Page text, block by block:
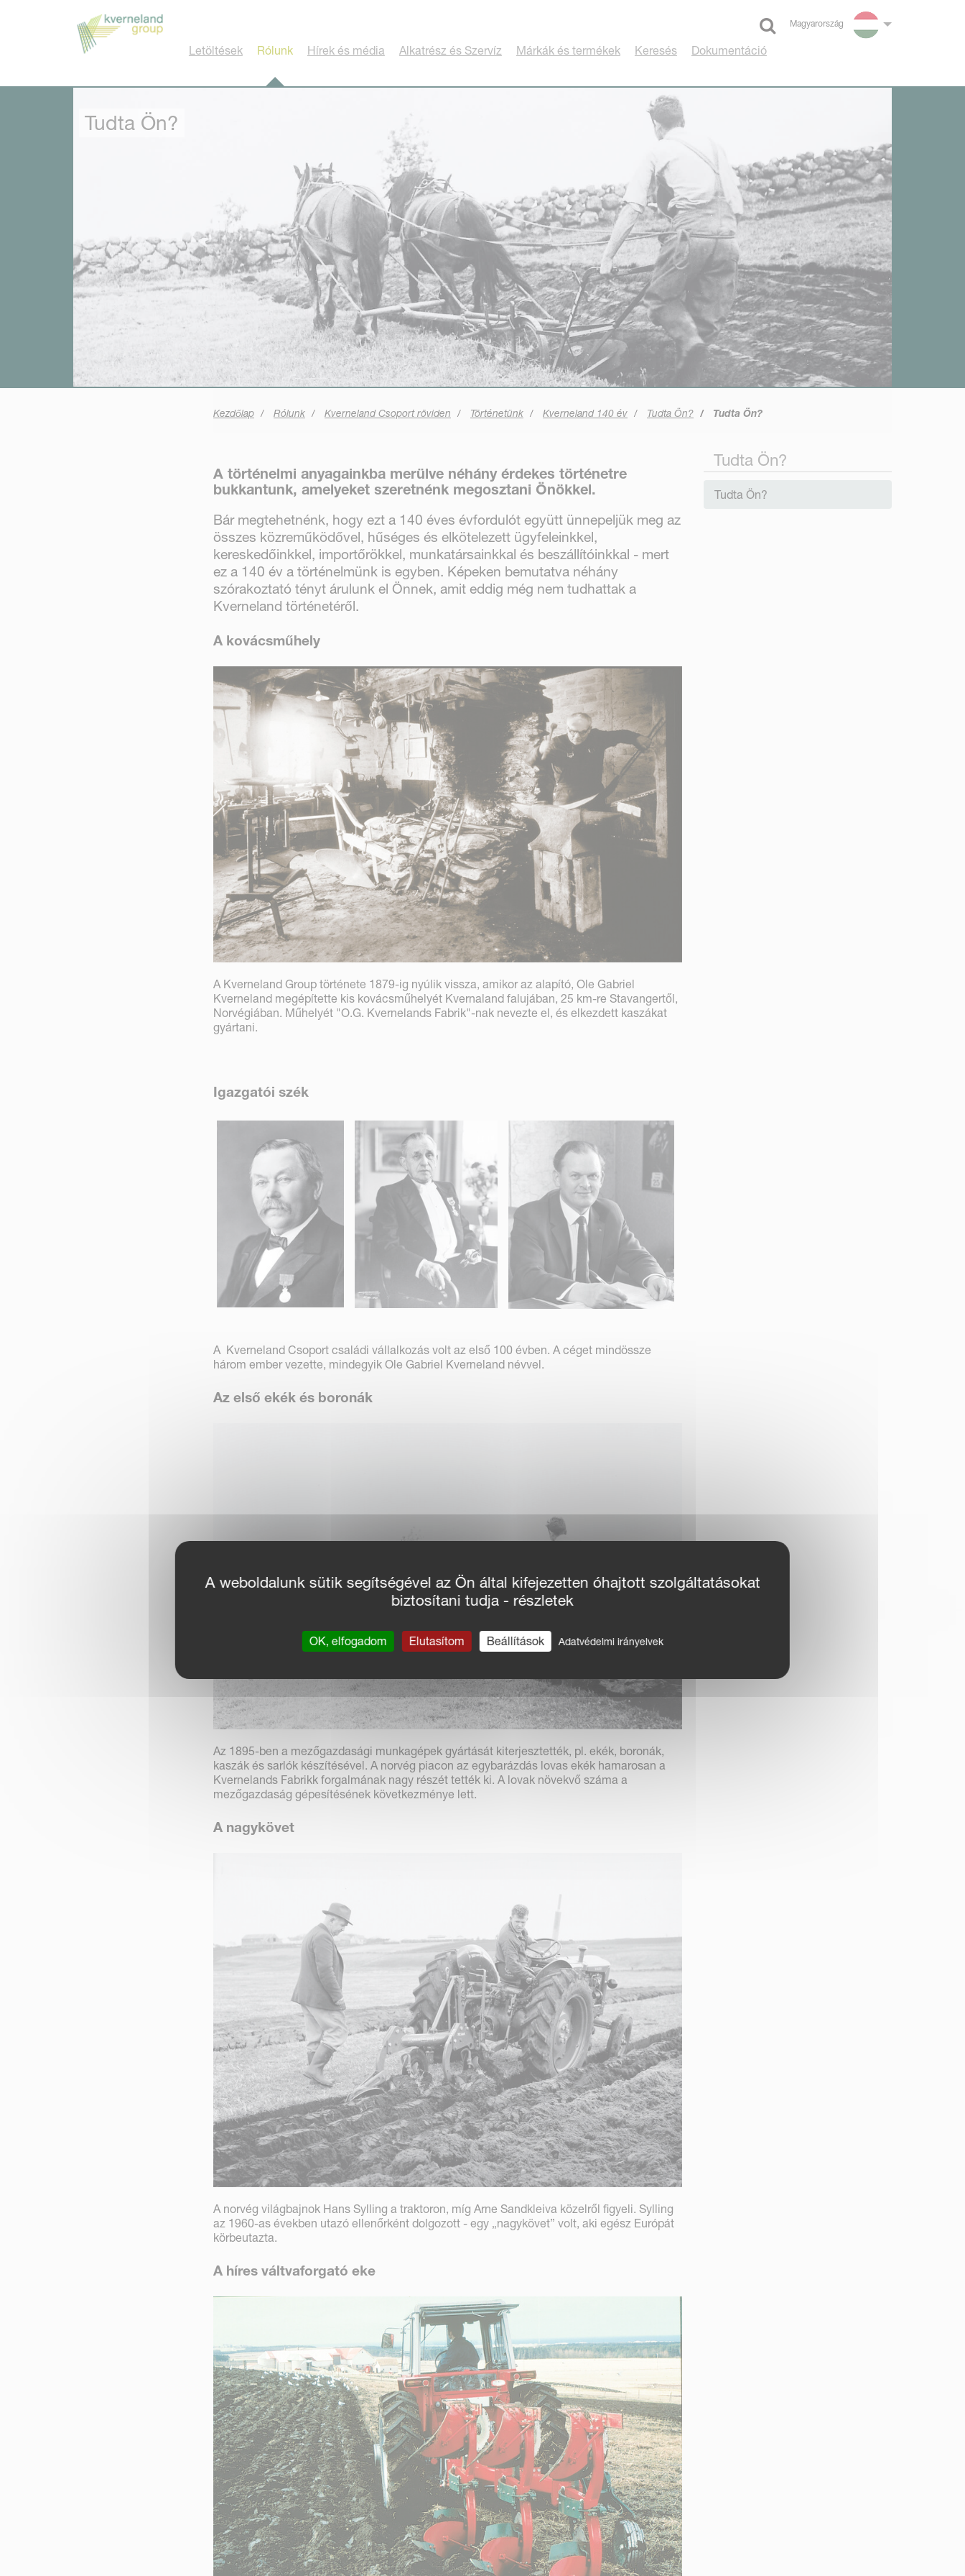
Magyarország
Select language
Letöltések Rólunk Hírek és média Alkatrész és Szervíz Márkák és termékek Keresés Dokumentáció
Tudta Ön?
Kezdőlap Rólunk Kverneland Csoport röviden Történetünk Kverneland 140 év Tudta Ön? Tudta Ön?
A történelmi anyagainkba merülve néhány érdekes történetre
bukkantunk, amelyeket szeretnénk megosztani Önökkel.
Bár megtehetnénk, hogy ezt a 140 éves évfordulót együtt ünnepeljük meg az
összes közreműködővel, hűséges és elkötelezett ügyfeleinkkel,
kereskedőinkkel, importőrökkel, munkatársainkkal és beszállítóinkkal - mert
ez a 140 év a történelmünk is egyben. Képeken bemutatva néhány
szórakoztató tényt árulunk el Önnek, amit eddig még nem tudhattak a
Kverneland történetéről.
A kovácsműhely
A Kverneland Group története 1879-ig nyúlik vissza, amikor az alapító, Ole Gabriel
Kverneland megépítette kis kovácsműhelyét Kvernaland falujában, 25 km-re Stavangertől,
Norvégiában. Műhelyét "O.G. Kvernelands Fabrik"-nak nevezte el, és elkezdett kaszákat
gyártani.
Igazgatói szék
A Kverneland Csoport családi vállalkozás volt az első 100 évben. A céget mindössze
három ember vezette, mindegyik Ole Gabriel Kverneland névvel.
Az első ekék és boronák
Az 1895-ben a mezőgazdasági munkagépek gyártását kiterjesztették, pl. ekék, boronák,
kaszák és sarlók készítésével. A norvég piacon az egybarázdás lovas ekék hamarosan a
Kvernelands Fabrikk forgalmának nagy részét tették ki. A lovak növekvő száma a
mezőgazdaság gépesítésének következménye lett.
A nagykövet
A norvég világbajnok Hans Sylling a traktoron, míg Arne Sandkleiva közelről figyeli. Sylling
az 1960-as években utazó ellenőrként dolgozott - egy „nagykövet” volt, aki egész Európát
körbeutazta.
A híres váltvaforgató eke
Tudta Ön?
Tudta Ön?
A weboldalunk sütik segítségével az Ön által kifejezetten óhajtott szolgáltatásokat
biztosítani tudja - részletek
OK, elfogadom Elutasítom Beállítások Adatvédelmi irányelvek